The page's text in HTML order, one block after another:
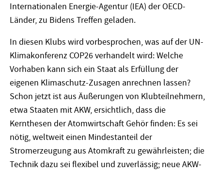
Internationalen Energie-Agentur (IEA) der OECD-
Länder, zu Bidens Treffen geladen.
In diesen Klubs wird vorbesprochen, was auf der UN-
Klimakonferenz COP26 verhandelt wird: Welche
Vorhaben kann sich ein Staat als Erfüllung der
eigenen Klimaschutz-Zusagen anrechnen lassen?
Schon jetzt ist aus Äußerungen von Klubteilnehmern,
etwa Staaten mit AKW, ersichtlich, dass die
Kernthesen der Atomwirtschaft Gehör finden: Es sei
nötig, weltweit einen Mindestanteil der
Stromerzeugung aus Atomkraft zu gewährleisten; die
Technik dazu sei flexibel und zuverlässig; neue AKW-